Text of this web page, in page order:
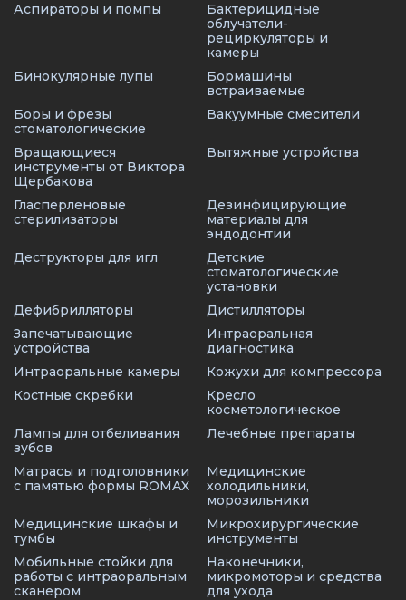
Аспираторы и помпы
Бактерицидные
облучатели-
рециркуляторы и
камеры
Бинокулярные лупы
Бормашины
встраиваемые
Боры и фрезы
стоматологические
Вакуумные смесители
Вращающиеся
инструменты от Виктора
Щербакова
Вытяжные устройства
Гласперленовые
стерилизаторы
Дезинфицирующие
материалы для
эндодонтии
Деструкторы для игл
Детские
стоматологические
установки
Дефибрилляторы
Дистилляторы
Запечатывающие
устройства
Интраоральная
диагностика
Интраоральные камеры
Кожухи для компрессора
Костные скребки
Кресло
косметологическое
Лампы для отбеливания
зубов
Лечебные препараты
Матрасы и подголовники
с памятью формы ROMAX
Медицинские
холодильники,
морозильники
Медицинские шкафы и
тумбы
Микрохирургические
инструменты
Мобильные стойки для
работы с интраоральным
сканером
Наконечники,
микромоторы и средства
для ухода